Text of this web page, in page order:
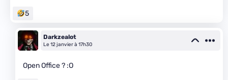
5
Darkzealot
Le 12 janvier à 17h30
Open Office ? :O